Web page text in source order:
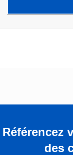
Référencez
des